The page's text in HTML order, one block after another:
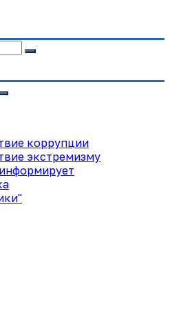
коррупции
экстремизму